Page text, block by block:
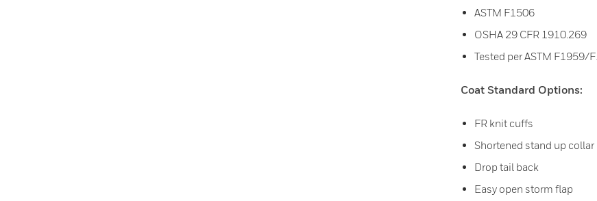
ASTM F1506
OSHA 29 CFR 1910.269
Tested per ASTM F1959/
Coat Standard Options:
FR knit cuffs
Shortened stand up collar
Drop tail back
Easy open storm flap